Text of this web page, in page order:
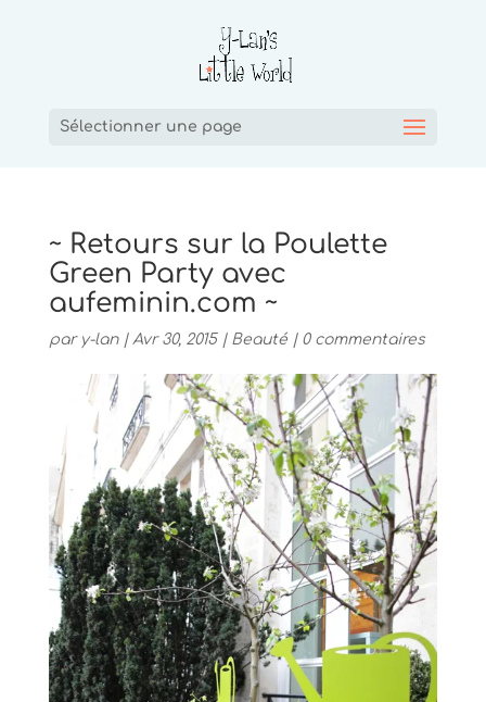
Sélectionner une page
~ Retours sur la Poulette
Green Party avec
aufeminin.com ~
par y-lan| Avr 30, 2015| Beauté| 0 commentaires